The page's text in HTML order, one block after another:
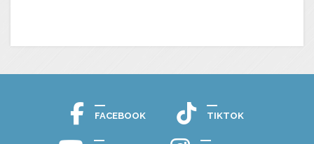
FACEBOOK TIKTOK